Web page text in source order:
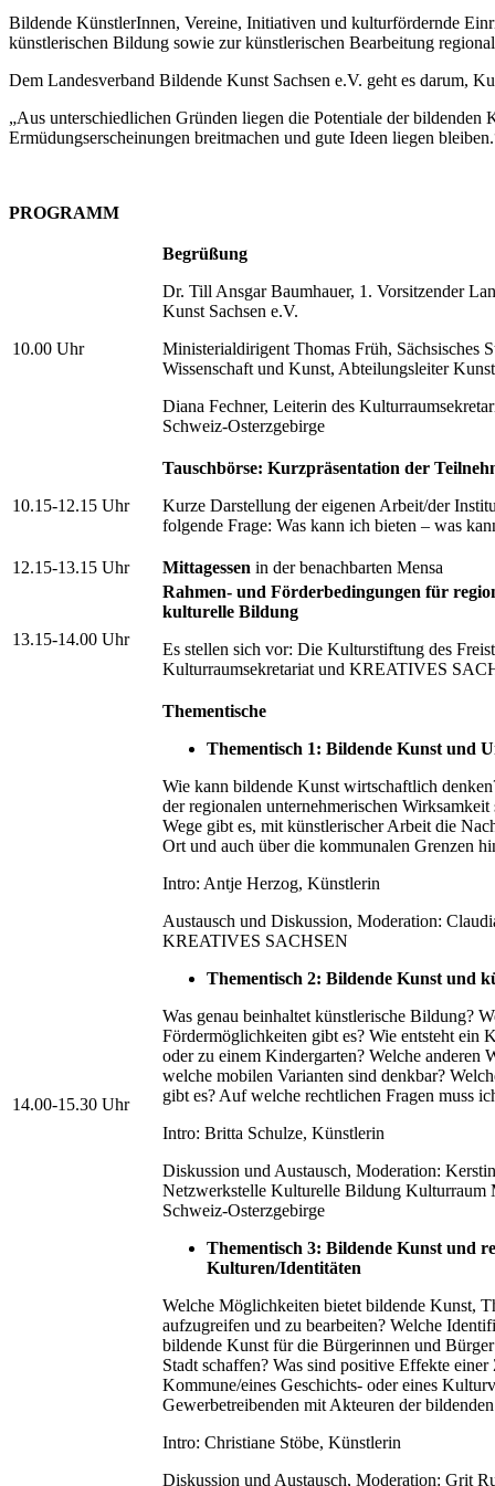
Bildende KünstlerInnen, Vereine, Initiativen und kulturfördernde
künstlerischen Bildung sowie zur künstlerischen Bearbeitung
Dem Landesverband Bildende Kunst Sachsen e.V. geht es darum,
„Aus unterschiedlichen Gründen liegen die Potentiale der
Ermüdungserscheinungen breitmachen und gute Ideen liegen
PROGRAMM
10.00 Uhr
Begrüßung
Dr. Till Ansgar Baumhauer, 1. Vorsitzender
Kunst Sachsen e.V.
Ministerialdirigent Thomas Früh, Sächsisches
Wissenschaft und Kunst, Abteilungsleiter
Diana Fechner, Leiterin des
Schweiz-Osterzgebirge
10.15-12.15 Uhr
Tauschbörse: Kurzpräsentation der
Kurze Darstellung der eigenen Arbeit/der
folgende Frage: Was kann ich bieten – was
12.15-13.15 Uhr Mittagessen in der benachbarten Mensa
13.15-14.00 Uhr
Rahmen- und Förderbedingungen für
kulturelle Bildung
Es stellen sich vor: Die Kulturstiftung des
Kulturraumsekretariat und KREATIVES
14.00-15.30 Uhr
Thementische
Thementisch 1: Bildende Kunst und
Wie kann bildende Kunst wirtschaftlich
der regionalen unternehmerischen
Wege gibt es, mit künstlerischer Arbeit die
Ort und auch über die kommunalen Grenzen
Intro: Antje Herzog, Künstlerin
Austausch und Diskussion, Moderation:
KREATIVES SACHSEN
Thementisch 2: Bildende Kunst und
Was genau beinhaltet künstlerische Bildung?
Fördermöglichkeiten gibt es? Wie entsteht ein
oder zu einem Kindergarten? Welche anderen
welche mobilen Varianten sind denkbar?
gibt es? Auf welche rechtlichen Fragen muss
Intro: Britta Schulze, Künstlerin
Diskussion und Austausch, Moderation:
Netzwerkstelle Kulturelle Bildung Kulturraum
Schweiz-Osterzgebirge
Thementisch 3: Bildende Kunst und
Kulturen/Identitäten
Welche Möglichkeiten bietet bildende Kunst,
aufzugreifen und zu bearbeiten? Welche
bildende Kunst für die Bürgerinnen und
Stadt schaffen? Was sind positive Effekte einer
Kommune/eines Geschichts- oder eines
Gewerbetreibenden mit Akteuren der
Intro: Christiane Stöbe, Künstlerin
Diskussion und Austausch, Moderation: Grit